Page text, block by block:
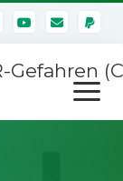
Menü
öffnen